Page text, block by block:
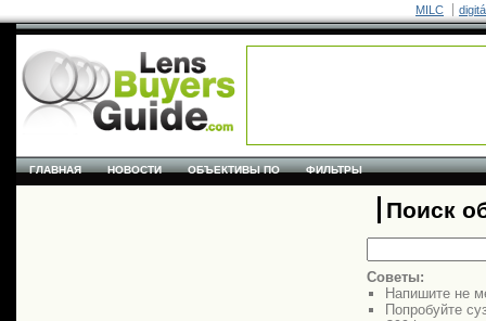
MILC
ГЛАВНАЯ НОВОСТИ ОБЪЕКТИВЫ ПО ФИЛЬТРЫ
Поиск
Советы:
Напишите не
Попробуйте